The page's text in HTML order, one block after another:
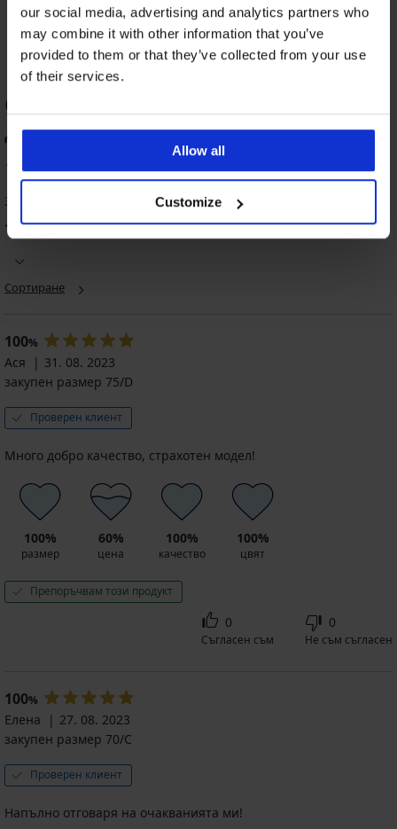
our social media, advertising and analytics partners who
may combine it with other information that you’ve
provided to them or that they’ve collected from your use
of their services.
Allow all
Customize
49,99 € (97,77 лв.)
-20%
танкини
Elsa
Намаление
85,58 €
(167,38
лв.)
€
(209,24
лв.)
68,46
(133,90
лв.)
код
SUN20
ОЦЕНКА НА ПРОДУКТ Горнище на
дамски бански костюм Aqua Villa
100%
3 оценили продукта
100% от клиентите, препоръчват продукта
Сортиране
100%
Ася
31. 08. 2023
закупен размер 75/D
Проверен клиент
Много добро качество, страхотен модел!
100%
размер
60%
цена
100%
качество
100%
цвят
Препоръчвам този продукт
0
Съгласен съм
0
Не съм съгласен
100%
Елена
27. 08. 2023
закупен размер 70/C
Проверен клиент
Напълно отговаря на очакванията ми!